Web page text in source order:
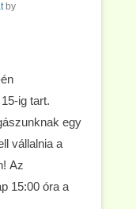
by
ig tart.
egy
vállalnia a
Az
15:00 óra a